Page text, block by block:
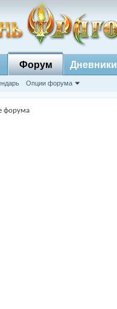
Форум
Опции форума
Дневники
форума